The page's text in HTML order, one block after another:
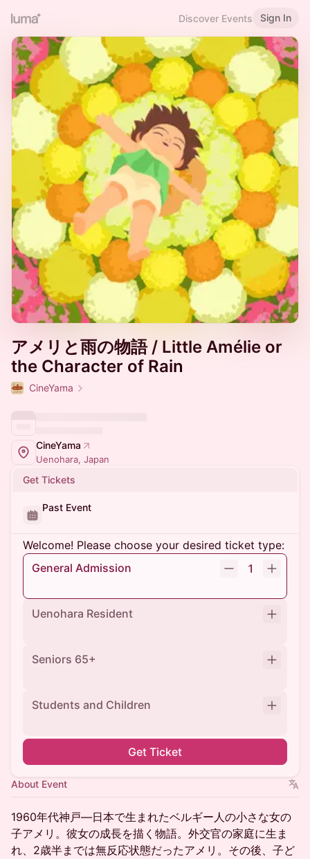
Discover Events Sign In
アメリと雨の物語 / Little Amélie or
the Character of Rain
CineYama
CineYama
Uenohara, Japan
Get Tickets
Past Event
Welcome! Please choose your desired ticket type:
General Admission
1
Uenohara Resident
Seniors 65+
Students and Children
Get Ticket
About Event
1960年代神戸—日本で生まれたベルギー人の小さな女の
子アメリ。彼女の成長を描く物語。外交官の家庭に生ま
れ、2歳半までは無反応状態だったアメリ。その後、子ど